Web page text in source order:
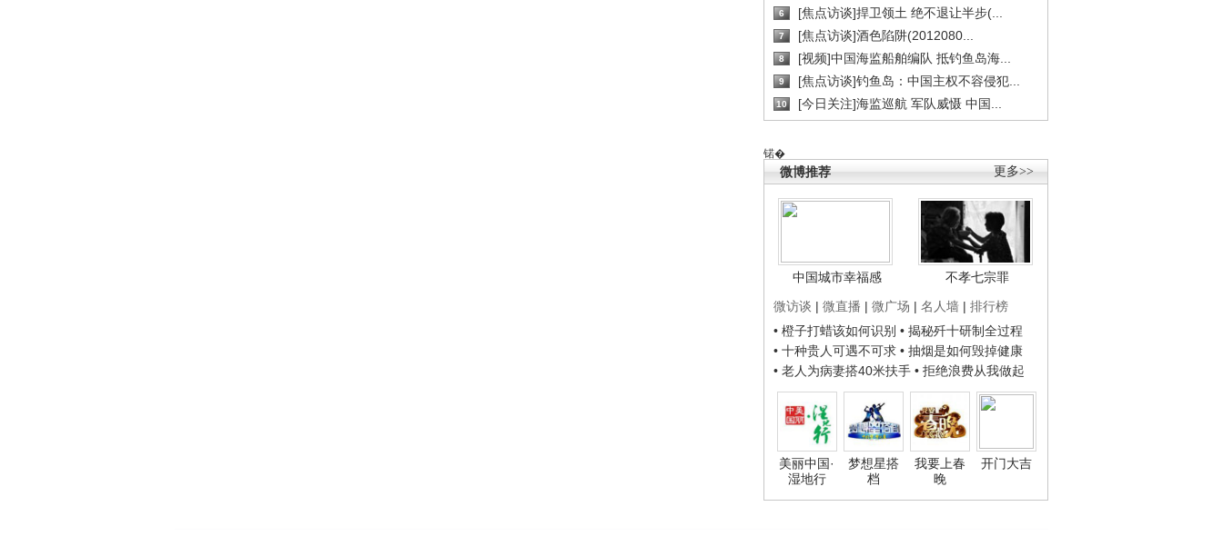
6 [焦点访谈]捍卫领土 绝不退让半步(...
7 [焦点访谈]酒色陷阱(2012080...
8 [视频]中国海监船舶编队 抵钓鱼岛海...
9 [焦点访谈]钓鱼岛：中国主权不容侵犯...
10 [今日关注]海监巡航 军队威慑 中国...
锘�
更多>>
微博推荐
中国城市幸福感
不孝七宗罪
微访谈 | 微直播 | 微广场 | 名人墙 | 排行榜
• 橙子打蜡该如何识别 • 揭秘歼十研制全过程
• 十种贵人可遇不可求 • 抽烟是如何毁掉健康
• 老人为病妻搭40米扶手 • 拒绝浪费从我做起
美丽中国·
湿地行
梦想星搭
档
我要上春
晚
开门大吉